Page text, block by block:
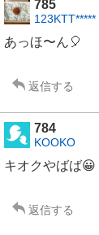
785
123KTT*****
あっほ〜ん🎈
返信する
784
KOOKO
キオクやばば😀
返信する